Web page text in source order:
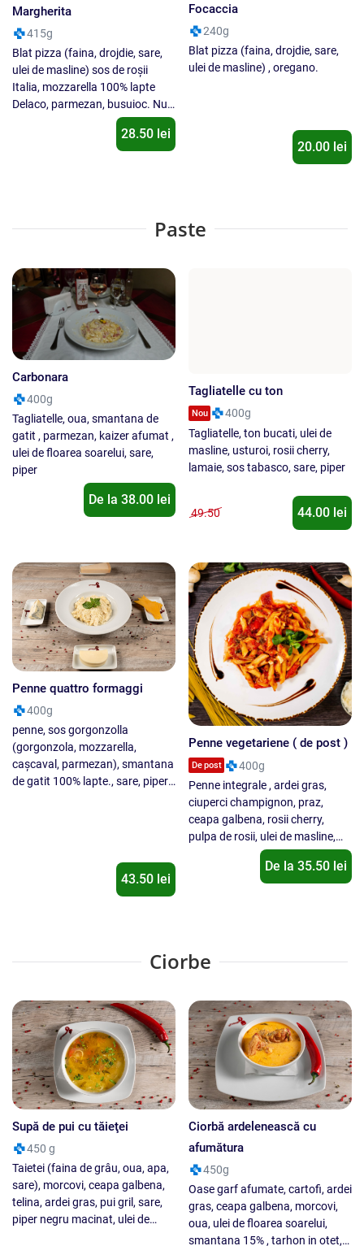
Margherita
415g
Blat pizza (faina, drojdie, sare,
ulei de masline) sos de roşii
Italia, mozzarella 100% lapte
Delaco, parmezan, busuioc. Nu
se inlocuieste un ingredient cu
28.50 lei
Focaccia
240g
Blat pizza (faina, drojdie, sare,
ulei de masline) , oregano.
20.00 lei
Paste
Carbonara
400g
Tagliatelle, oua, smantana de
gatit , parmezan, kaizer afumat ,
ulei de floarea soarelui, sare,
piper
De la 38.00 lei
Tagliatelle cu ton
Nou
400g
Tagliatelle, ton bucati, ulei de
masline, usturoi, rosii cherry,
lamaie, sos tabasco, sare, piper
49.50 44.00 lei
Penne quattro formaggi
400g
penne, sos gorgonzolla
(gorgonzola, mozzarella,
caşcaval, parmezan), smantana
de gatit 100% lapte., sare, piper
43.50 lei
Penne vegetariene ( de post )
De post
400g
Penne integrale , ardei gras,
ciuperci champignon, praz,
ceapa galbena, rosii cherry,
pulpa de rosii, ulei de masline,
De la 35.50 lei
Ciorbe
Supă de pui cu tăieţei
450 g
Taietei (faina de grâu, oua, apa,
sare), morcovi, ceapa galbena,
telina, ardei gras, pui gril, sare,
piper negru macinat, ulei de
Ciorbă ardelenească cu
afumătura
450g
Oase garf afumate, cartofi, ardei
gras, ceapa galbena, morcovi,
oua, ulei de floarea soarelui,
smantana 15% , tarhon in otet,